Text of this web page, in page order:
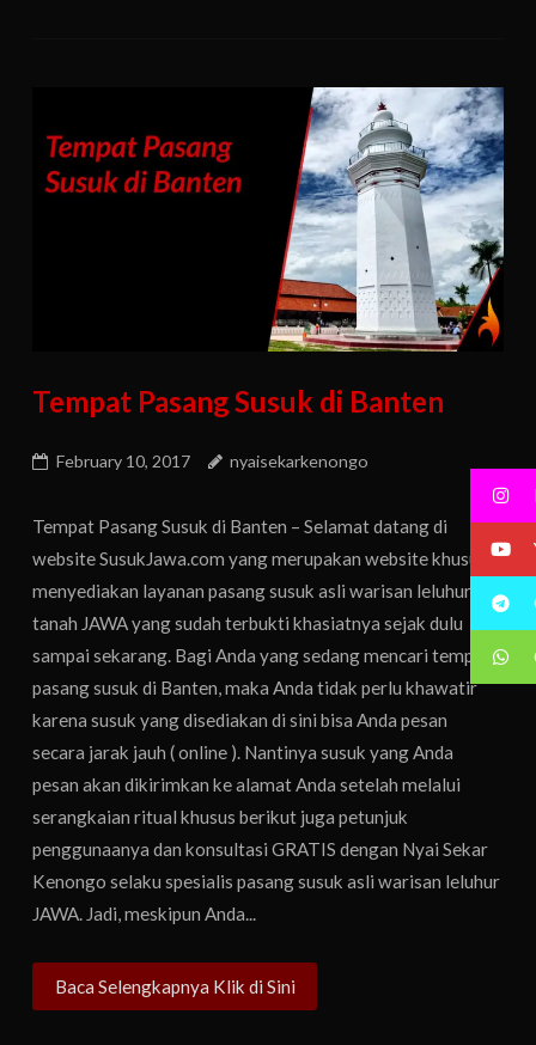
Tempat Pasang Susuk di Banten
February 10, 2017 nyaisekarkenongo
Tempat Pasang Susuk di Banten – Selamat datang di
website SusukJawa.com yang merupakan website khusus
menyediakan layanan pasang susuk asli warisan leluhur
tanah JAWA yang sudah terbukti khasiatnya sejak dulu
sampai sekarang. Bagi Anda yang sedang mencari tempat
pasang susuk di Banten, maka Anda tidak perlu khawatir
karena susuk yang disediakan di sini bisa Anda pesan
secara jarak jauh ( online ). Nantinya susuk yang Anda
pesan akan dikirimkan ke alamat Anda setelah melalui
serangkaian ritual khusus berikut juga petunjuk
penggunaanya dan konsultasi GRATIS dengan Nyai Sekar
Kenongo selaku spesialis pasang susuk asli warisan leluhur
JAWA. Jadi, meskipun Anda...
Baca Selengkapnya Klik di Sini